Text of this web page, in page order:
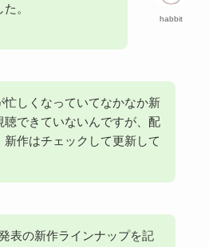
habbit
。
忙しくなっていてなかなか新
聴できていないんですが、配
新作はチェックして更新して
表の新作ラインナップを記